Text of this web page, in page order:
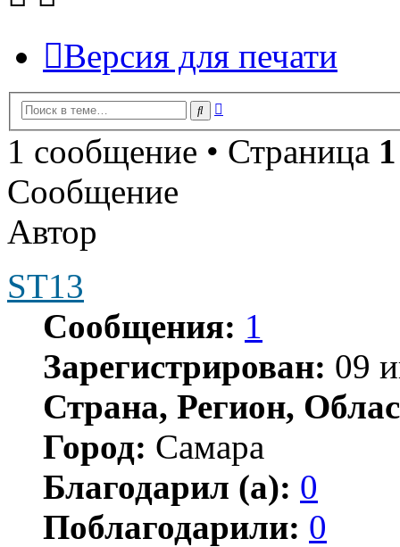
Версия для печати
Поиск
1 сообщение • Страница 1
Сообщение
Автор
ST13
Сообщения: 1
Зарегистрирован: 09
Страна, Регион,
Город: Самара
Благодарил (а): 0
Поблагодарили: 0